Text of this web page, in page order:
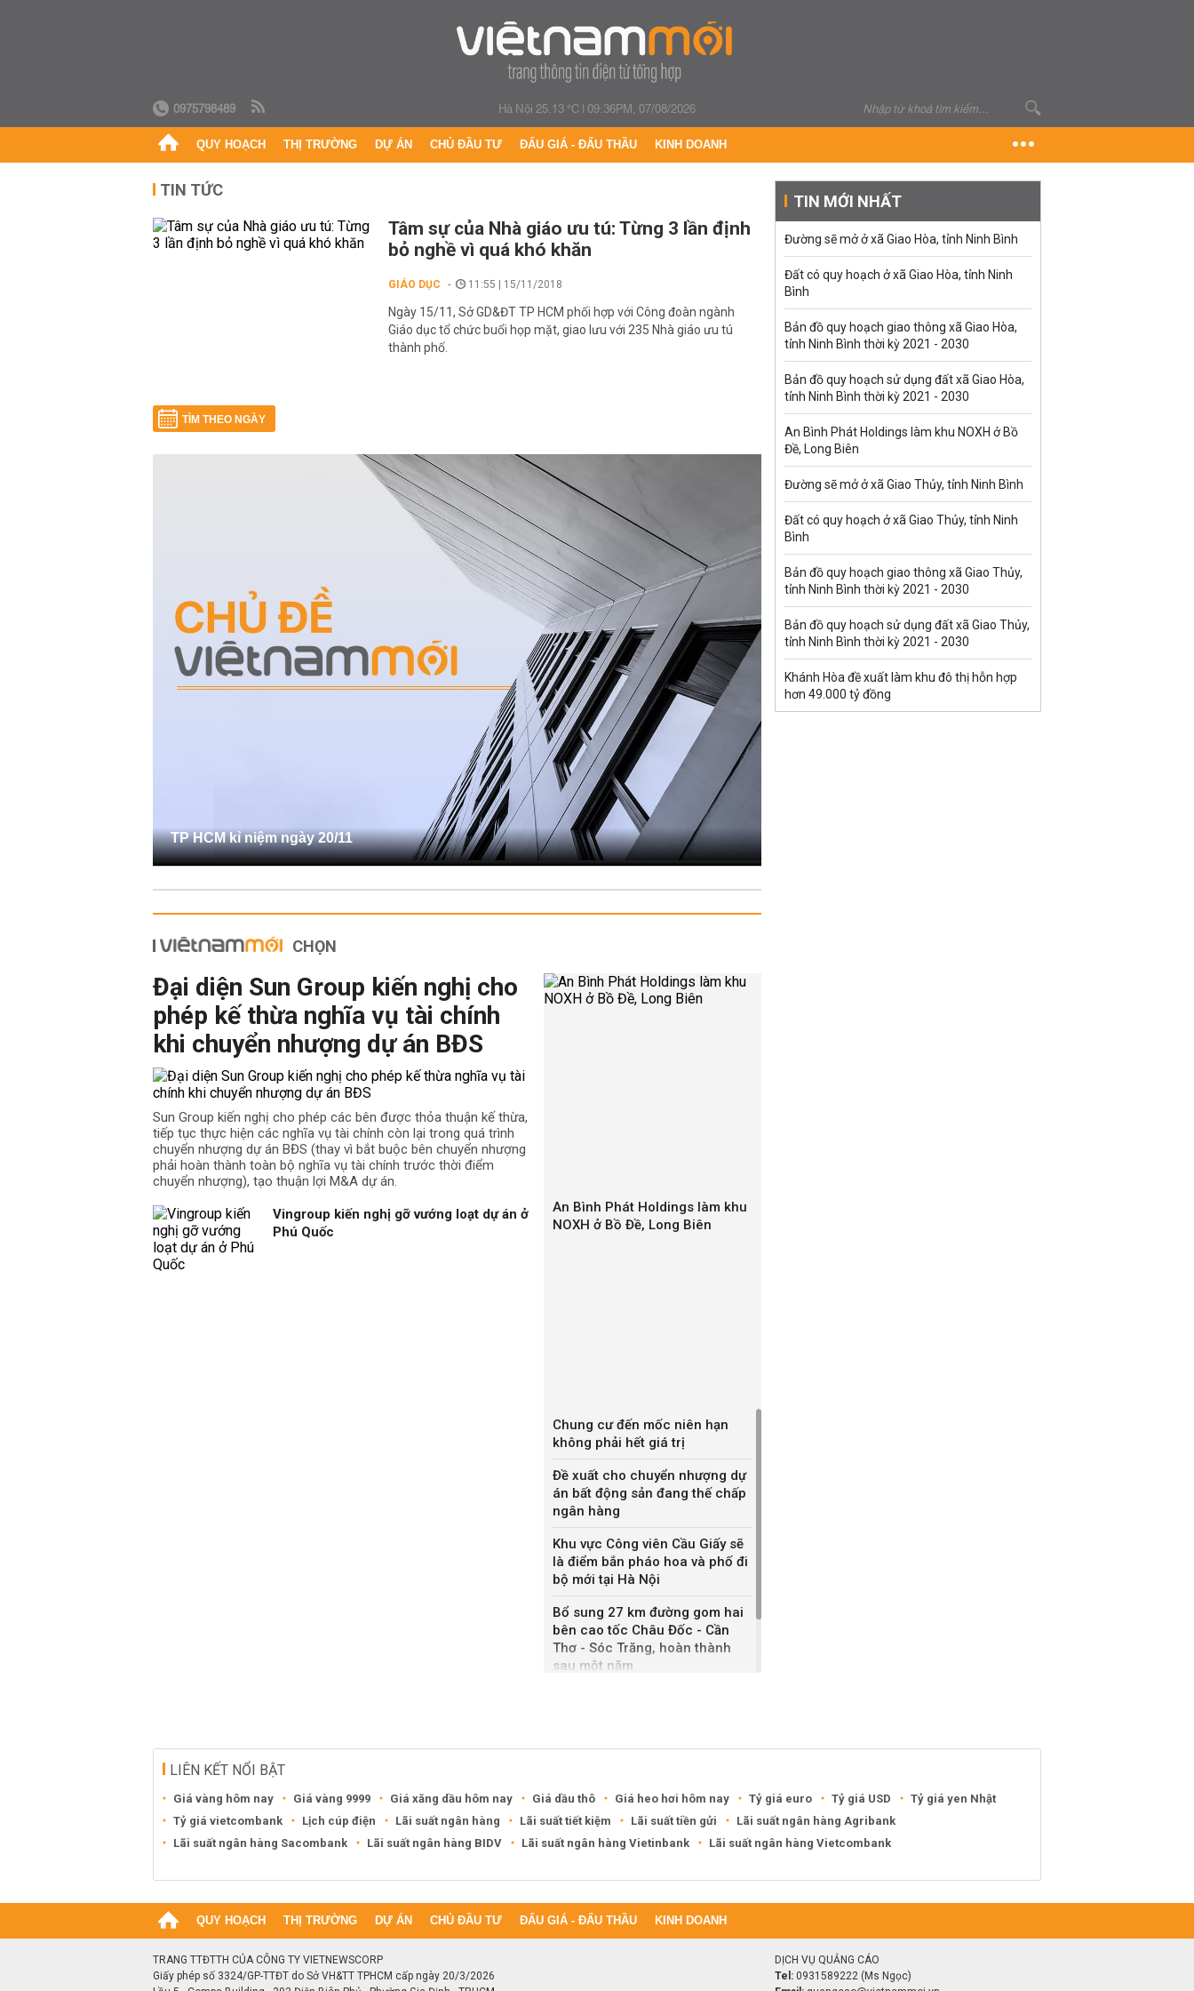
0975798489 Hà Nội 25.13 °C|09:36PM, 07/08/2026
QUY HOẠCH THỊ TRƯỜNG DỰ ÁN CHỦ ĐẦU TƯ ĐẤU GIÁ - ĐẤU THẦU KINH DOANH
TIN TỨC
Tâm sự của Nhà giáo ưu tú: Từng 3 lần định
bỏ nghề vì quá khó khăn
GIÁO DỤC 11:55 | 15/11/2018
Ngày 15/11, Sở GD&ĐT TP HCM phối hợp với Công đoàn ngành
Giáo dục tổ chức buổi họp mặt, giao lưu với 235 Nhà giáo ưu tú
thành phố.
TÌM THEO NGÀY
TP HCM kỉ niệm ngày 20/11
CHỌN
Đại diện Sun Group kiến nghị cho
phép kế thừa nghĩa vụ tài chính
khi chuyển nhượng dự án BĐS
Sun Group kiến nghị cho phép các bên được thỏa thuận kế thừa,
tiếp tục thực hiện các nghĩa vụ tài chính còn lại trong quá trình
chuyển nhượng dự án BĐS (thay vì bắt buộc bên chuyển nhượng
phải hoàn thành toàn bộ nghĩa vụ tài chính trước thời điểm
chuyển nhượng), tạo thuận lợi M&A dự án.
Vingroup kiến nghị gỡ vướng loạt dự án ở
Phú Quốc
An Bình Phát Holdings làm khu
NOXH ở Bồ Đề, Long Biên
Chung cư đến mốc niên hạn
không phải hết giá trị
Đề xuất cho chuyển nhượng dự
án bất động sản đang thế chấp
ngân hàng
Khu vực Công viên Cầu Giấy sẽ
là điểm bắn pháo hoa và phố đi
bộ mới tại Hà Nội
Bổ sung 27 km đường gom hai
bên cao tốc Châu Đốc - Cần
Thơ - Sóc Trăng, hoàn thành
sau một năm
TIN MỚI NHẤT
Đường sẽ mở ở xã Giao Hòa, tỉnh Ninh Bình
Đất có quy hoạch ở xã Giao Hòa, tỉnh Ninh
Bình
Bản đồ quy hoạch giao thông xã Giao Hòa,
tỉnh Ninh Bình thời kỳ 2021 - 2030
Bản đồ quy hoạch sử dụng đất xã Giao Hòa,
tỉnh Ninh Bình thời kỳ 2021 - 2030
An Bình Phát Holdings làm khu NOXH ở Bồ
Đề, Long Biên
Đường sẽ mở ở xã Giao Thủy, tỉnh Ninh Bình
Đất có quy hoạch ở xã Giao Thủy, tỉnh Ninh
Bình
Bản đồ quy hoạch giao thông xã Giao Thủy,
tỉnh Ninh Bình thời kỳ 2021 - 2030
Bản đồ quy hoạch sử dụng đất xã Giao Thủy,
tỉnh Ninh Bình thời kỳ 2021 - 2030
Khánh Hòa đề xuất làm khu đô thị hỗn hợp
hơn 49.000 tỷ đồng
LIÊN KẾT NỔI BẬT
Giá vàng hôm nay Giá vàng 9999 Giá xăng dầu hôm nay Giá dầu thô Giá heo hơi hôm nay Tỷ giá euro Tỷ giá USD
Tỷ giá yen Nhật
Tỷ giá vietcombank
Lịch cúp điện Lãi suất ngân hàng Lãi suất tiết kiệm Lãi suất tiền gửi
Lãi suất ngân hàng Agribank
Lãi suất ngân hàng Sacombank
Lãi suất ngân hàng BIDV Lãi suất ngân hàng Vietinbank Lãi suất ngân hàng Vietcombank
QUY HOẠCH THỊ TRƯỜNG DỰ ÁN CHỦ ĐẦU TƯ ĐẤU GIÁ - ĐẤU THẦU KINH DOANH
TRANG TTĐTTH CỦA CÔNG TY VIETNEWSCORP
Giấy phép số 3324/GP-TTĐT do Sở VH&TT TPHCM cấp ngày 20/3/2026
DỊCH VỤ QUẢNG CÁO
Tel: 0931589222 (Ms Ngọc)